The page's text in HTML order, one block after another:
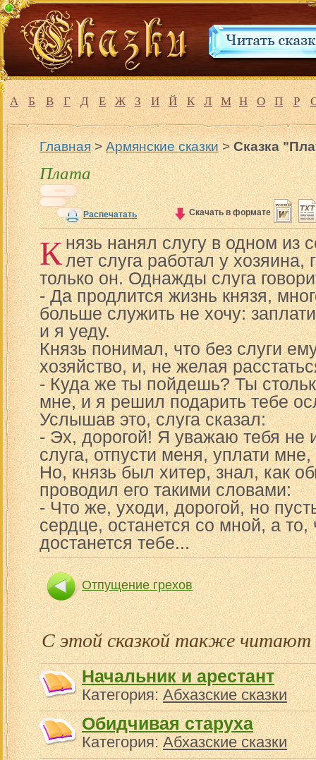
А Б В Г Д Е Ж З И Й К Л М Н О П Р
Главная>Армянские сказки>Сказка
Плата
Распечатать Скачать в формате
Князь нанял слугу в одном из
лет слуга работал у хозяина,
только он. Однажды слуга
- Да продлится жизнь князя,
больше служить не хочу:
и я уеду.
Князь понимал, что без слуги
хозяйство, и, не желая
- Куда же ты пойдешь? Ты
мне, и я решил подарить тебе
Услышав это, слуга сказал:
- Эх, дорогой! Я уважаю тебя не
слуга, отпусти меня, уплати мне,
Но, князь был хитер, знал, как
проводил его такими словами:
- Что же, уходи, дорогой, но
сердце, останется со мной, а то,
достанется тебе...
Отпущение грехов
С этой сказкой также читают
Начальник и арестант
Категория:Абхазские сказки
Обидчивая старуха
Категория:Абхазские сказки